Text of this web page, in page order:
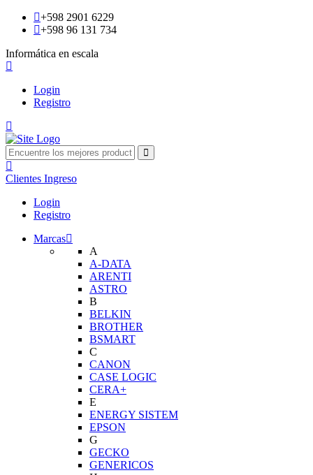
+598 2901 6229
+598 96 131 734
Informática en escala
Login
Registro
Clientes Ingreso
Login
Registro
Marcas
A
A-DATA
ARENTI
ASTRO
B
BELKIN
BROTHER
BSMART
C
CANON
CASE LOGIC
CERA+
E
ENERGY SISTEM
EPSON
G
GECKO
GENERICOS